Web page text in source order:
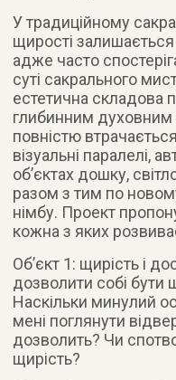
У традиційному
щирості
адже часто
суті сакрального
естетична складова
глибинним духовним
повністю
візуальні паралелі,
об’єктах дошку,
разом з тим по
німбу. Проект
кожна з яких
Об’єкт 1: щирість і
дозволити собі
Наскільки минулий
мені поглянути
дозволить? Чи
щирість?